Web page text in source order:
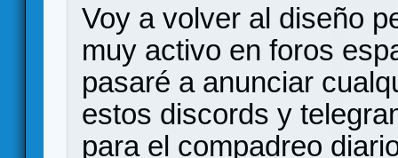
Voy a volver al diseño
muy activo en foros
pasaré a anunciar
estos discords y
para el compadreo